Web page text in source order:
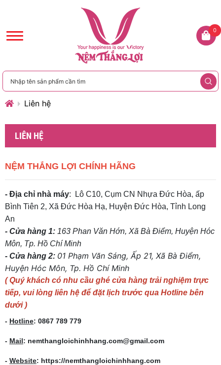
0
Liên hệ
LIÊN HỆ
NỆM THẮNG LỢI CHÍNH HÃNG
- Địa chỉ nhà máy: Lô C10, Cụm CN Nhựa Đức Hòa, ấp
Bình Tiên 2, Xã Đức Hòa Hạ, Huyện Đức Hòa, Tỉnh Long
An
- Cửa hàng 1: 163 Phan Văn Hớn, Xã Bà Điểm, Huyện Hóc
Môn, Tp. Hồ Chí Minh
- Cửa hàng 2: 01 Phạm Văn Sáng, Ấp 21, Xã Bà Điểm,
Huyện Hóc Môn, Tp. Hồ Chí Minh
( Quý khách có nhu cầu ghé cửa hàng trải nghiệm trực
tiếp, vui lòng liên hệ để đặt lịch trước qua Hotline bên
dưới )
- Hotline: 0867 789 779
- Mail: nemthangloichinhhang.com@gmail.com
- Website: https://nemthangloichinhhang.com